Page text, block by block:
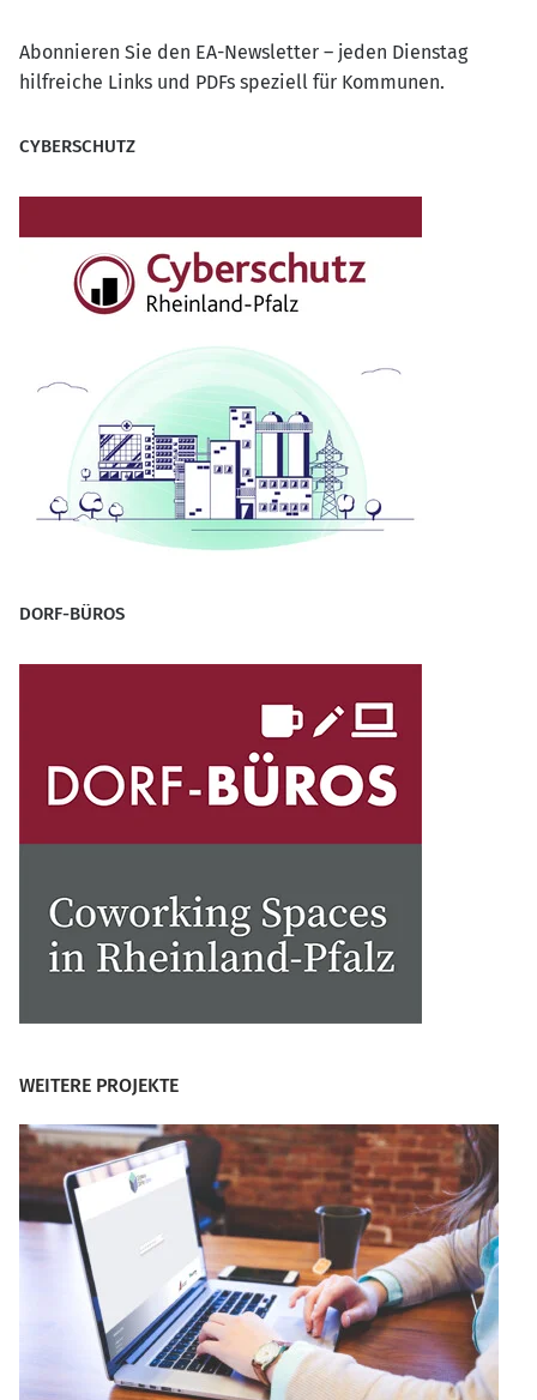
Abonnieren Sie den EA-Newsletter – jeden Dienstag
hilfreiche Links und PDFs speziell für Kommunen.
CYBERSCHUTZ
DORF-BÜROS
WEITERE PROJEKTE